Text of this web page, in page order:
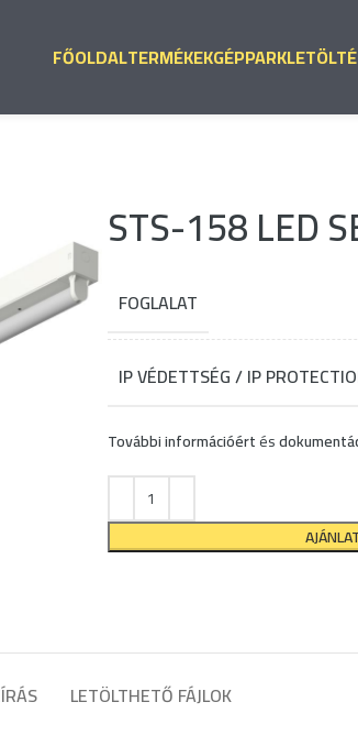
FŐOLDALTERMÉKEKGÉPPARK
STS-158 LED
FOGLALAT
IP VÉDETTSÉG / IP
További információértés
LETÖLTHETŐ FÁJLOK